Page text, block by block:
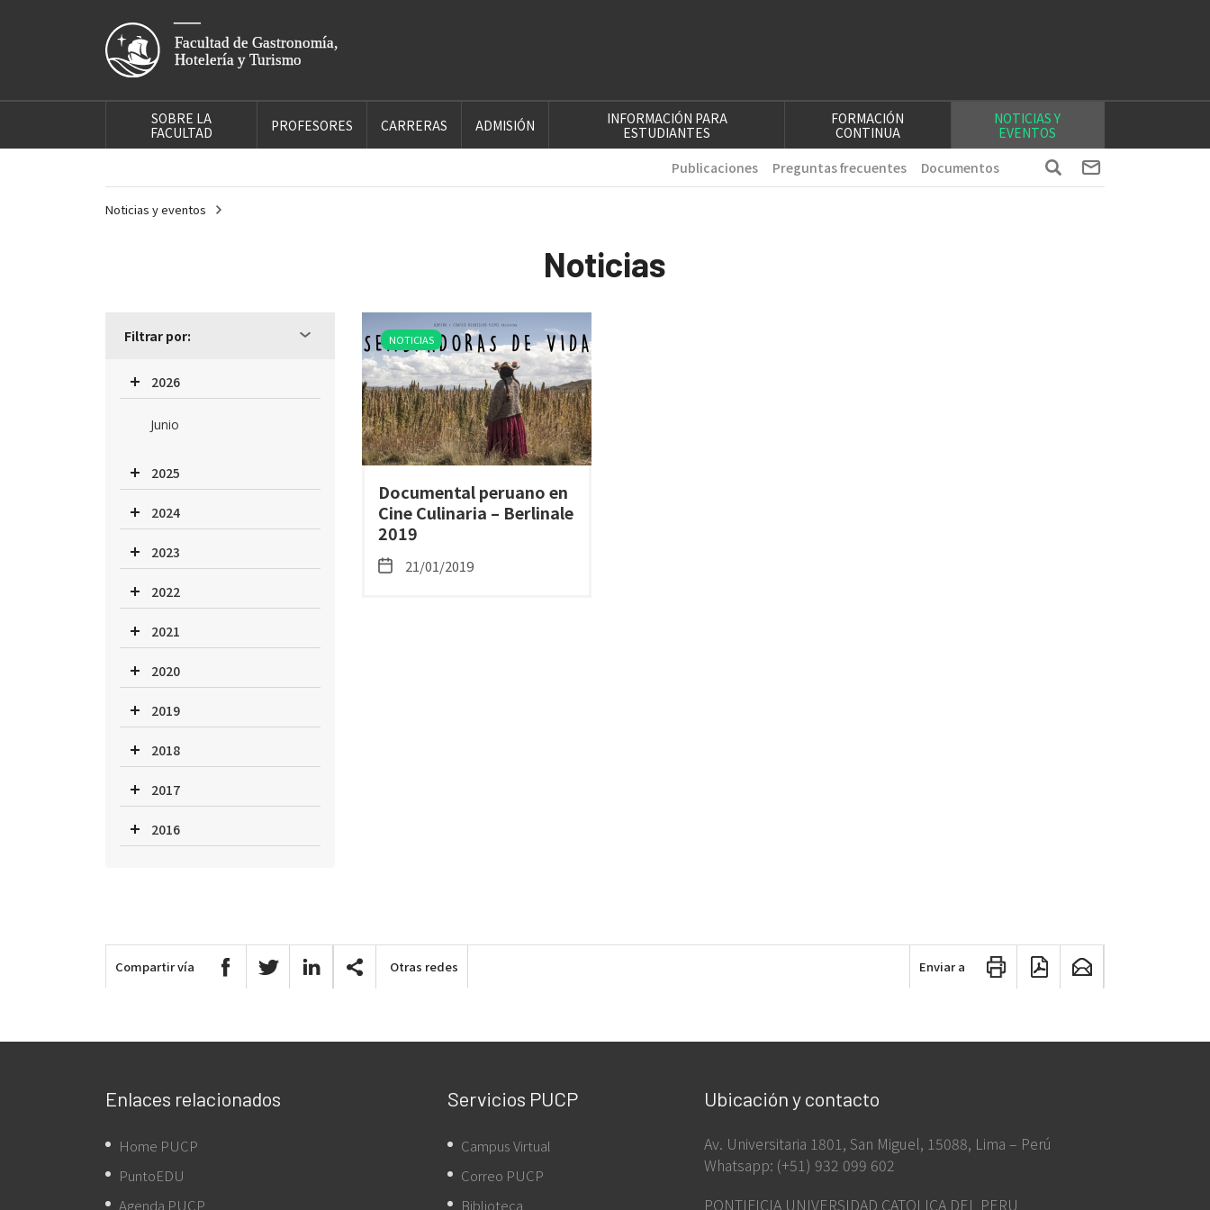
SOBRE LA
FACULTAD
PROFESORES CARRERAS ADMISIÓN
INFORMACIÓN PARA
ESTUDIANTES
FORMACIÓN
CONTINUA
NOTICIAS Y
EVENTOS
Documentos
Preguntas frecuentes
Publicaciones
Noticias y eventos
Noticias
Filtrar por:
2026
Junio
2025
2024
2023
2022
2021
2020
2019
2018
2017
2016
NOTICIAS
Documental peruano en
Cine Culinaria – Berlinale
2019
21/01/2019
Compartir vía Otras redes Enviar a
Enlaces relacionados
Home PUCP
PuntoEDU
Agenda PUCP
Servicios PUCP
Campus Virtual
Correo PUCP
Biblioteca
Ubicación y contacto
Av. Universitaria 1801, San Miguel, 15088, Lima – Perú
Whatsapp: (+51) 932 099 602
PONTIFICIA UNIVERSIDAD CATOLICA DEL PERU